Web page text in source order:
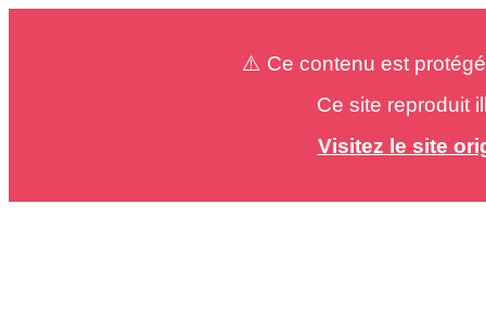
⚠️ Ce contenu est
Ce site reproduit
Visitez le site